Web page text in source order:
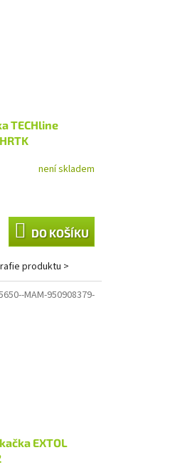
TECHline
není skladem
DO KOŠÍKU
produktu >
EXTOL
MAM-950908379-